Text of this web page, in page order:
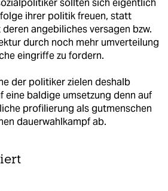
sollten sich eigentlich
ihrer politik freuen, statt
angebiliches versagen bzw.
durch noch mehr umverteilung
eingriffe zu fordern.
der politiker zielen deshalb
eine baldige umsetzung denn auf
profilierung als gutmenschen
dauerwahlkampf ab.